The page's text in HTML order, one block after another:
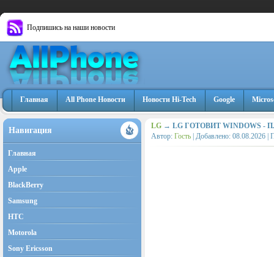
Подпишись на наши новости
Главная All Phone Новости Новости Hi-Tech Google
LG → LG ГОТОВИТ WINDOWS -
Автор: Гость | Добавлено: 08.08.2026 |
Навигация
Главная
Apple
BlackBerry
Samsung
HTC
Motorola
Sony Ericsson